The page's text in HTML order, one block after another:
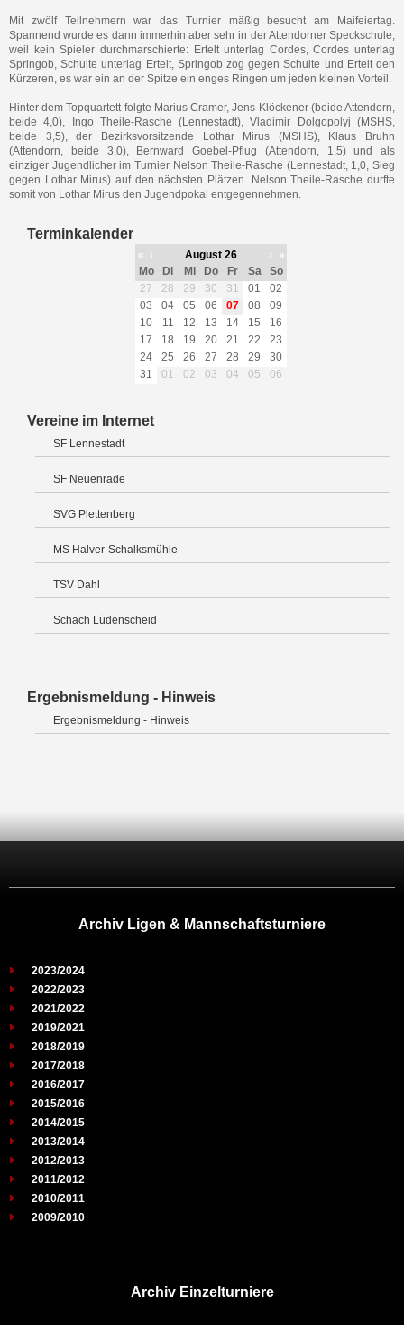
Mit zwölf Teilnehmern war das Turnier mäßig besucht am Maifeiertag.
Spannend wurde es dann immerhin aber sehr in der Attendorner Speckschule,
weil kein Spieler durchmarschierte: Ertelt unterlag Cordes, Cordes unterlag
Springob, Schulte unterlag Ertelt, Springob zog gegen Schulte und Ertelt den
Kürzeren, es war ein an der Spitze ein enges Ringen um jeden kleinen Vorteil.
Hinter dem Topquartett folgte Marius Cramer, Jens Klöckener (beide Attendorn,
beide 4,0), Ingo Theile-Rasche (Lennestadt), Vladimir Dolgopolyj (MSHS,
beide 3,5), der Bezirksvorsitzende Lothar Mirus (MSHS), Klaus Bruhn
(Attendorn, beide 3,0), Bernward Goebel-Pflug (Attendorn, 1,5) und als
einziger Jugendlicher im Turnier Nelson Theile-Rasche (Lennestadt, 1,0, Sieg
gegen Lothar Mirus) auf den nächsten Plätzen. Nelson Theile-Rasche durfte
somit von Lothar Mirus den Jugendpokal entgegennehmen.
Terminkalender
« ‹ August 26 ›
»
Mo
Di Mi Do Fr Sa
So
27
28 29 30 31 01
02
03
04 05 06 07 08
09
10
11 12 13 14 15
16
17
18 19 20 21 22
23
24
25 26 27 28 29
30
31
01 02 03 04 05 06
Vereine im Internet
SF Lennestadt
SF Neuenrade
SVG Plettenberg
MS Halver-Schalksmühle
TSV Dahl
Schach Lüdenscheid
Ergebnismeldung - Hinweis
Ergebnismeldung - Hinweis
Archiv Ligen & Mannschaftsturniere
2023/2024
2022/2023
2021/2022
2019/2021
2018/2019
2017/2018
2016/2017
2015/2016
2014/2015
2013/2014
2012/2013
2011/2012
2010/2011
2009/2010
Archiv Einzelturniere